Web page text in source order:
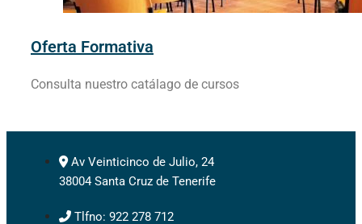
Oferta Formativa
Consulta nuestro catálago de cursos
Av Veinticinco de Julio, 24
38004 Santa Cruz de Tenerife
Tlfno: 922 278 712